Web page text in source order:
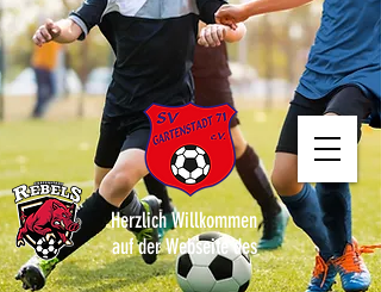
Herzlich Willkommen
auf der Webseite des